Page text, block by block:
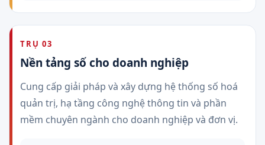
TRỤ 03
Nền tảng số cho doanh nghiệp
Cung cấp giải pháp và xây dựng hệ thống số hoá
quản trị, hạ tầng công nghệ thông tin và phần
mềm chuyên ngành cho doanh nghiệp và đơn vị.